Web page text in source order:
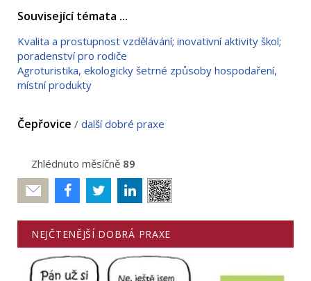
Související témata ...
Kvalita a prostupnost vzdělávání; inovativní aktivity škol;
poradenství pro rodiče
Agroturistika, ekologicky šetrné způsoby hospodaření,
místní produkty
Čepřovice / další dobré praxe
Zhlédnuto měsíčně 89
Poslat
NEJČTENĚJŠÍ DOBRÁ PRAXE